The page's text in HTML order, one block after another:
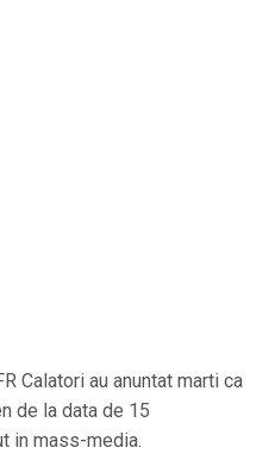
Calatori au anuntat marti ca
de la data de 15
in mass-media.